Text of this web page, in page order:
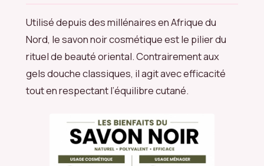
Utilisé depuis des millénaires en Afrique du
Nord, le savon noir cosmétique est le pilier du
rituel de beauté oriental. Contrairement aux
gels douche classiques, il agit avec efficacité
tout en respectant l’équilibre cutané.